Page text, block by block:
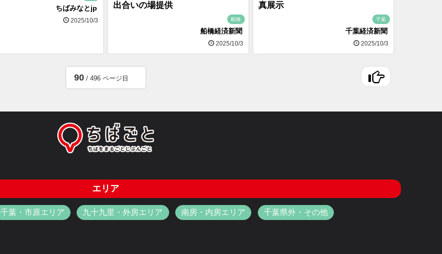
ちばみなとjp
2025/10/3
出合いの場提供
船橋
船橋経済新聞
2025/10/3
真展示
千葉
千葉経済新聞
2025/10/3
90/ 496 ページ目
エリア
千葉・市原エリア 九十九里・外房エリア 南房・内房エリア 千葉県外・その他